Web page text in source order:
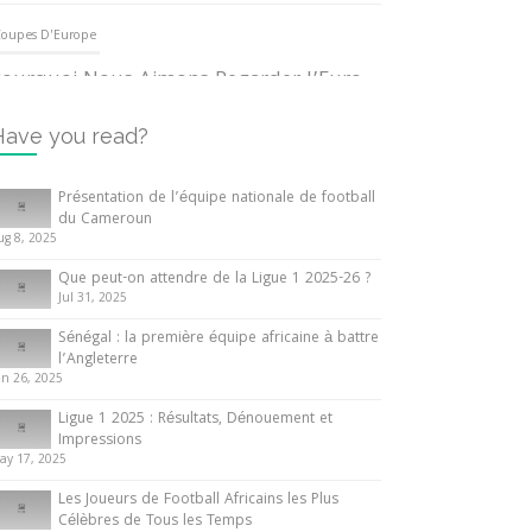
D'Europe
Nous Aimons Regarder l’Euro
June 2024
Internationales
ce que vous devez savoir sur la
d’Afrique des Nations
10 May 2024
Internationales
de l’équipe nationale de
football du Cameroun
2025
you read?
Présentation de l’équipe nationale de football
du Cameroun
8, 2025
Que peut-on attendre de la Ligue 1 2025-26 ?
Jul 31, 2025
Sénégal : la première équipe africaine à battre
l’Angleterre
26, 2025
Ligue 1 2025 : Résultats, Dénouement et
Impressions
17, 2025
Les Joueurs de Football Africains les Plus
Célèbres de Tous les Temps